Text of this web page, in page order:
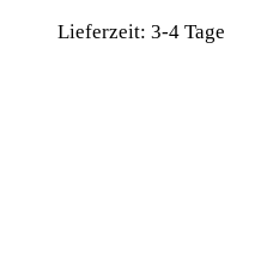
Lieferzeit: 3-4 Tage